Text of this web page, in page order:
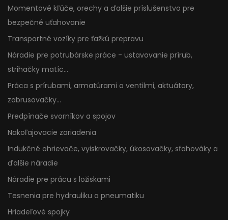
Momentové kľúče, orechy a ďalšie príslušenstvo pre
bezpečné uťahovanie
Transportné vozíky pre ťažkú prepravu
Náradie pre potrubárske práce - ustavovanie prírub,
strihačky matíc...
Práca s prírubami, armatúrami a ventilmi, aktuátory,
zabrusovačky...
Predpínače svorníkov a spojov
Nakoľajovacie zariadenia
Indukčné ohrievače, vyiskrovačky, úkosovačky, sťahováky a
ďalšie náradie
Náradie pre prácu s ložiskami
Tesnenia pre hydrauliku a pneumatiku
Hriadeľové spojky